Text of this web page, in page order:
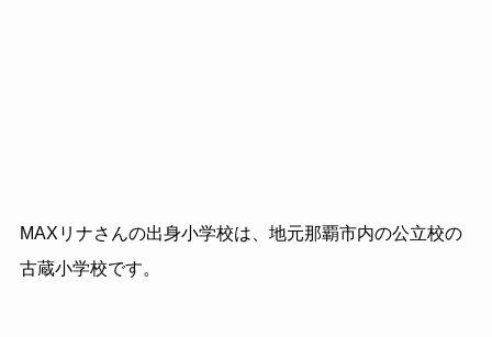
MAXリナさんの出身小学校は、地元那覇市内の公立校の
古蔵小学校です。